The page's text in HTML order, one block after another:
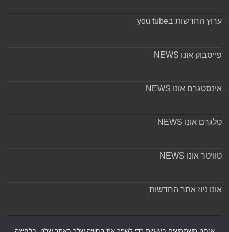
ערוץ החדשות בyou tube
פייסבוק אונו NEWS
אינסטגרם אונו NEWS
טלגרם אונו NEWS
טוויטר אונו NEWS
אונו ניוז אתר החדשות